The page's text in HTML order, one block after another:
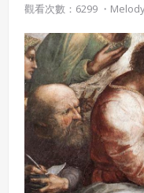
觀看次數：6299 ・